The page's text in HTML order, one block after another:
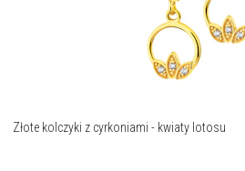
Złote kolczyki z cyrkoniami - kwiaty lotosu